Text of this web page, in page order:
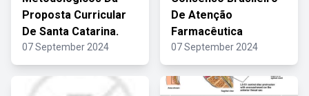
Proposta Curricular
De Santa Catarina.
07 September 2024
De Atenção
Farmacêutica
07 September 2024